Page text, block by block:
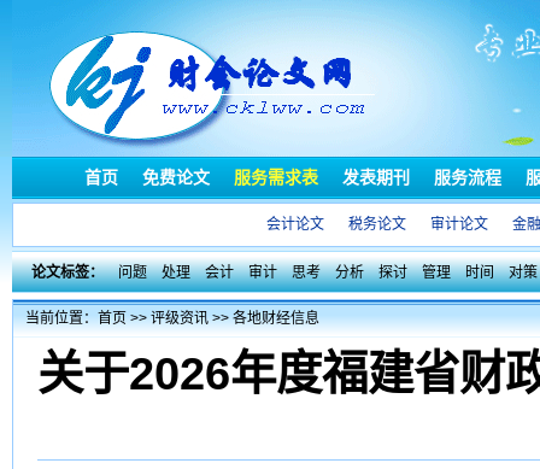
首页 免费论文 服务需求表 发表期刊 服务流程
会计论文 税务论文 审计论文 金
论文标签： 问题 处理 会计 审计 思考 分析 探讨 管理 时间 对策
当前位置：首页>>评级资讯>>各地财经信息
关于2026年度福建省财